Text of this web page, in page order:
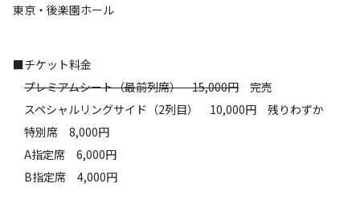
東京・後楽園ホール
■チケット料金
プレミアムシート（最前列席） 15,000円 完売
スペシャルリングサイド（2列目） 10,000円 残りわずか
特別席 8,000円
A指定席 6,000円
B指定席 4,000円